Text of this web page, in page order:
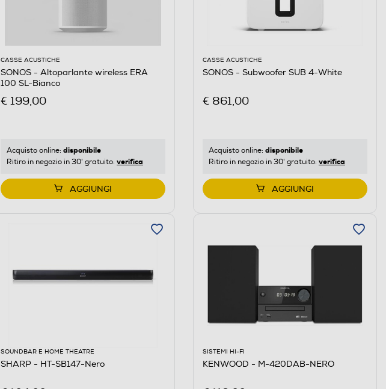
CASSE ACUSTICHE
SONOS - Altoparlante wireless ERA
100 SL-Bianco
€ 199,00
Acquisto online: disponibile
Ritiro in negozio in 30' gratuito: verifica
AGGIUNGI
CASSE ACUSTICHE
SONOS - Subwoofer SUB 4-White
€ 861,00
Acquisto online: disponibile
Ritiro in negozio in 30' gratuito: verifica
AGGIUNGI
SOUNDBAR E HOME THEATRE
SHARP - HT-SB147-Nero
SISTEMI HI-FI
KENWOOD - M-420DAB-NERO